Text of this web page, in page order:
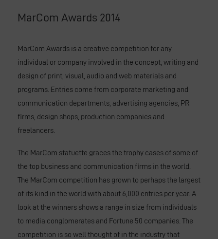
MarCom Awards 2014
MarCom Awards is a creative competition for any
individual or company involved in the concept, writing and
design of print, visual, audio and web materials and
programs. Entries come from corporate marketing and
communication departments, advertising agencies, PR
firms, design shops, production companies and
freelancers.
The MarCom statuette graces the trophy cases of some of
the top business and communication firms in the world.
The MarCom competition has grown to perhaps the largest
of its kind in the world with about 6,000 entries per year. A
look at the winners shows a range in size from individuals
to media conglomerates and Fortune 50 companies. The
competition is so well thought of in the industry that